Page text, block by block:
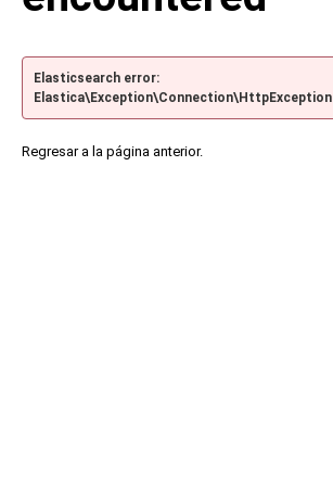
Elasticsearch error:
Elastica\Exception\Connection\HttpException
Regresar a la página anterior.